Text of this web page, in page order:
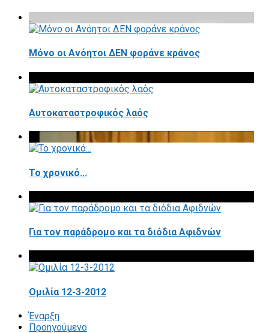
Μόνο οι Ανόητοι ΔΕΝ φοράνε κράνος
Αυτοκαταστροφικός λαός
Το χρονικό...
Για τον παράδρομο και τα διόδια Αφιδνών
Ομιλία 12-3-2012
Έναρξη
Προηγούμενο